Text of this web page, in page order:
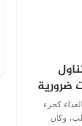
ضرورية
كجزء
وكان